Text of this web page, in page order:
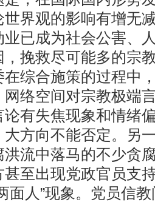
界观的影响有增无
已成为社会公害、
，挽救尽可能多的宗
综合施策的过程中
络空间对宗教极端
有失焦现象和情绪
方向不能否定。另
洪流中落马的不少贪
至出现党政官员支
面人”现象。党员信